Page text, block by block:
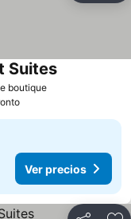
boutiqueVer precios
SuitesVer precios
Ver precios